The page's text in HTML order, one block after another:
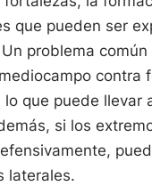
que pueden ser
problema
contra
que puede llevar
si los
laterales.